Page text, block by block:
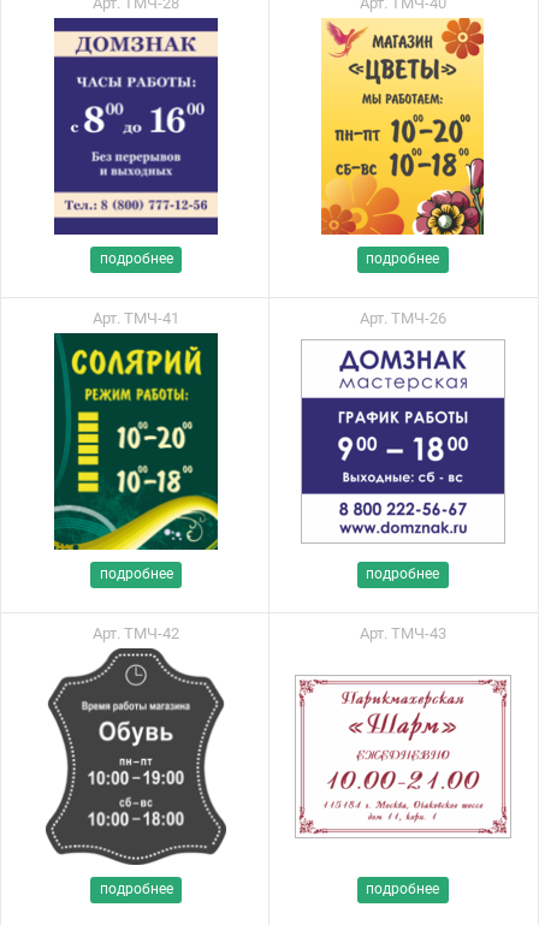
подробнее подробнее
Арт. ТМЧ-41
подробнее
Арт. ТМЧ-26
подробнее
Арт. ТМЧ-42
подробнее
Арт. ТМЧ-43
подробнее